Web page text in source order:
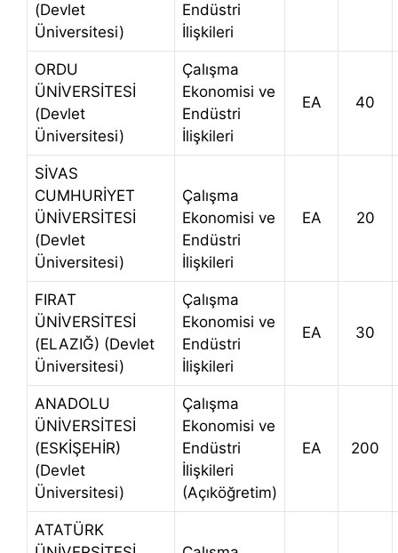
(Devlet
Üniversitesi)
Endüstri
İlişkileri
ORDU
ÜNİVERSİTESİ
(Devlet
Üniversitesi)
Çalışma
Ekonomisi ve
Endüstri
İlişkileri
EA 40
SİVAS
CUMHURİYET
ÜNİVERSİTESİ
(Devlet
Üniversitesi)
Çalışma
Ekonomisi ve
Endüstri
İlişkileri
EA 20
FIRAT
ÜNİVERSİTESİ
(ELAZIĞ) (Devlet
Üniversitesi)
Çalışma
Ekonomisi ve
Endüstri
İlişkileri
EA 30
ANADOLU
ÜNİVERSİTESİ
(ESKİŞEHİR)
(Devlet
Üniversitesi)
Çalışma
Ekonomisi ve
Endüstri
İlişkileri
(Açıköğretim)
EA 200
ATATÜRK